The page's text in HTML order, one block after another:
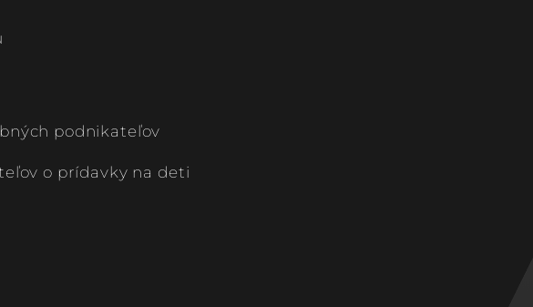
podnikateľov
o prídavky na deti